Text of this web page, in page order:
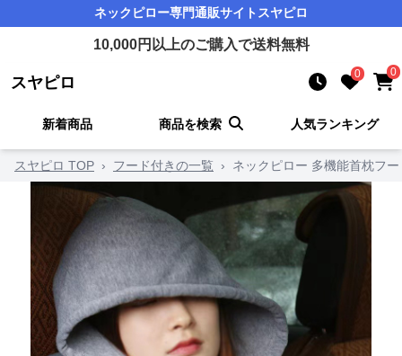
ネックピロー専門通販サイト スヤピロ
10,000円以上のご購入で送料無料
スヤピロ 0 0
新着商品 商品を検索 人気ランキング
スヤピロ TOP › フード付きの一覧 › ネックピロー 多機能首枕フ